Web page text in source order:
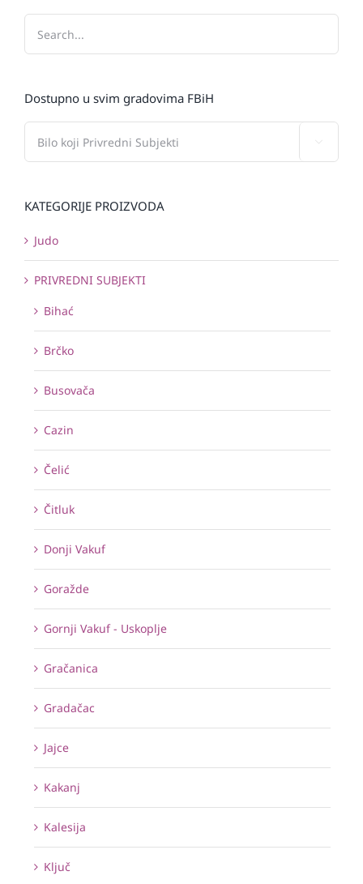
Dostupno u svim gradovima FBiH
KATEGORIJE PROIZVODA
Judo
PRIVREDNI SUBJEKTI
Bihać
Brčko
Busovača
Cazin
Čelić
Čitluk
Donji Vakuf
Goražde
Gornji Vakuf - Uskoplje
Gračanica
Gradačac
Jajce
Kakanj
Kalesija
Ključ